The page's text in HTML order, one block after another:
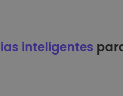
inteligentes